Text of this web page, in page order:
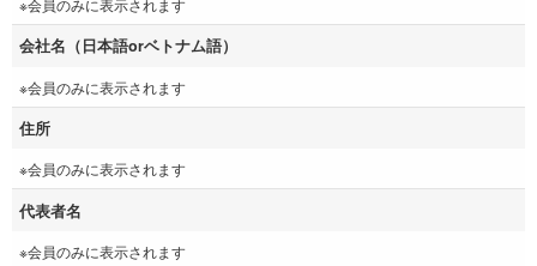
※会員のみに表示されます
会社名（日本語orベトナム語）
※会員のみに表示されます
住所
※会員のみに表示されます
代表者名
※会員のみに表示されます